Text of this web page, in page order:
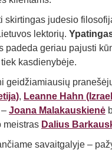
judesio
lektorių.
padeda geriau pajusti
kasdienybėje.
, Leanne Hahn
Joana Malakauskienė
meistras Dalius
savaitgalyje –